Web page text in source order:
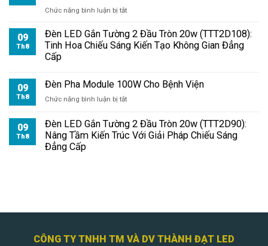
Chức năng bình luận bị tắtở
Pha
LED
Module
Hãng
Giá
Mới
09
Th8
Đèn LED Gắn Tường 2 Đầu Tròn 20w (TTT2D108):
Tinh Hoa Chiếu Sáng Kiến Tạo Không Gian Đẳng
Cấp
09
Th8
Đèn Pha Module 100W Cho Bệnh Viện
Chức năng bình luận bị tắtở
Pha
Module
100W
09
Th8
Đèn LED Gắn Tường 2 Đầu Tròn 20w (TTT2D90):
Nâng Tầm Kiến Trúc Với Giải Pháp Chiếu Sáng
Đẳng Cấp
CÔNG TY TNHH TM VÀ DV THÀNH ĐẠT LED